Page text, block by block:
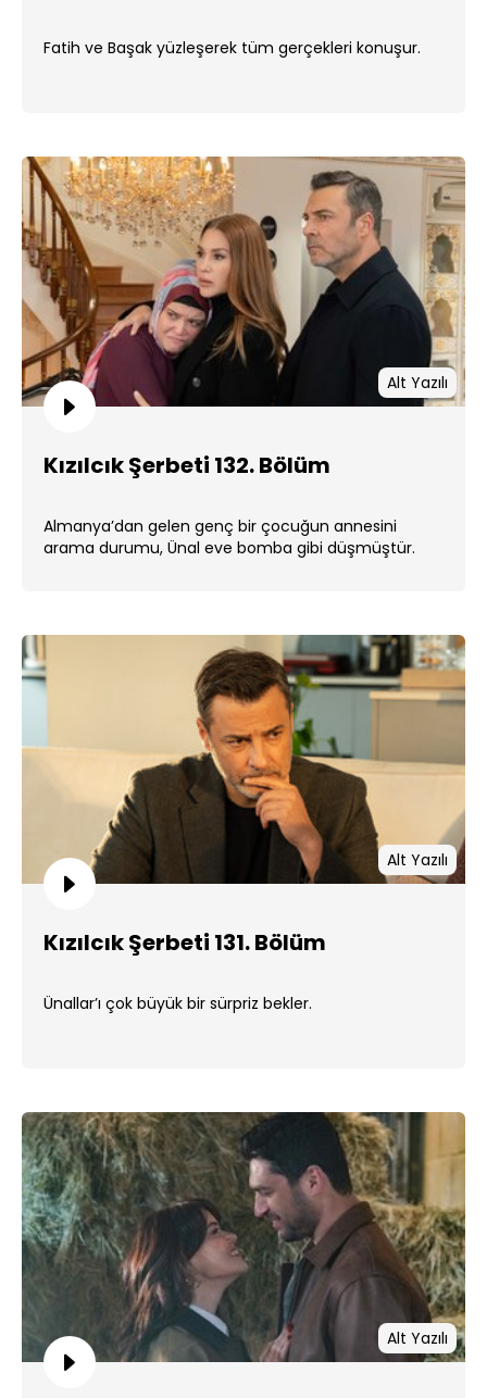
Fatih ve Başak yüzleşerek tüm gerçekleri konuşur.
Alt Yazılı
Kızılcık Şerbeti 132. Bölüm
Almanya’dan gelen genç bir çocuğun annesini
arama durumu, Ünal eve bomba gibi düşmüştür.
Alt Yazılı
Kızılcık Şerbeti 131. Bölüm
Ünallar’ı çok büyük bir sürpriz bekler.
Alt Yazılı